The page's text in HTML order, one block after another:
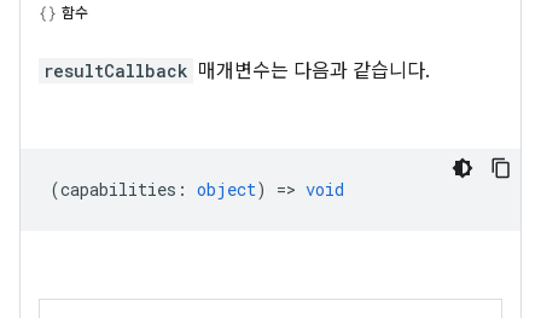
함수
resultCallback 매개변수는 다음과 같습니다.
(capabilities : object) => void